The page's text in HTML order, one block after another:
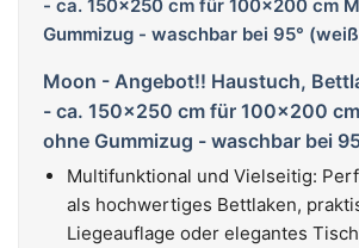
Moon - Angebot!! Haustuch,
- ca. 150x250 cm für 100x200
ohne Gummizug - waschbar bei
Multifunktional und Vielseitig:
als hochwertiges Bettlaken,
Liegeauflage oder elegantes